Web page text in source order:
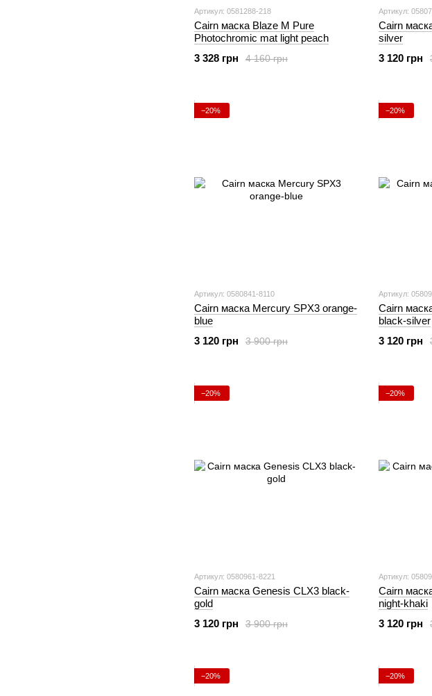
Артикул: 0581288-218
Cairn маска Blaze M Pure
Photochromic mat light peach
4 160 грн
3 328 грн
Артикул:
Cairn
silver
3 120 грн
−20%
Артикул: 0580841-8110
Cairn маска Mercury SPX3 orange-
blue
3 900 грн
3 120 грн
−20%
Артикул:
Cairn
black-silver
3 120 грн
−20%
Артикул: 0580961-8221
Cairn маска Genesis CLX3 black-
gold
3 900 грн
3 120 грн
−20%
Артикул:
Cairn
night-khaki
3 120 грн
−20% −20%